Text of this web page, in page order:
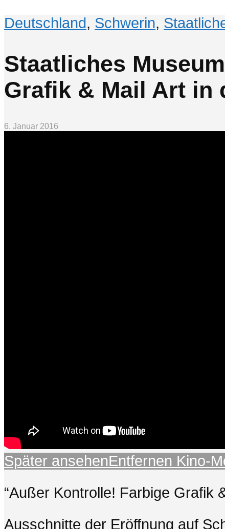
Deutschland, Schwerin,
Staatliches
Grafik & Mail Art in
6. Januar 2016
Später ansehenEntfernen Kino-
“Außer Kontrolle! Farbige Grafik
Ausschnitte der Eröffnung auf